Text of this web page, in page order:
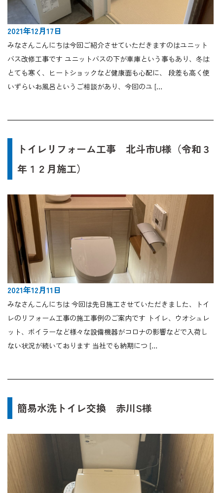
2021年12月17日
みなさんこんにちは今回ご紹介させていただきますのはユニット
バス改修工事です ユニットバスの下が車庫という事もあり、冬は
とても寒く、ヒートショックなど健康面も心配に、 段差も高く使
いずらいお風呂というご相談があり、今回のユ […
トイレリフォーム工事 北斗市U様（令和３
年１２月施工）
2021年12月11日
みなさんこんにちは 今回は先日施工させていただきました、トイ
レのリフォーム工事の施工事例のご案内です トイレ、ウオシュレ
ット、ボイラーなど様々な設備機器がコロナの影響などで入荷し
ない状況が続いております 当社でも納期につ […
簡易水洗トイレ交換 赤川S様